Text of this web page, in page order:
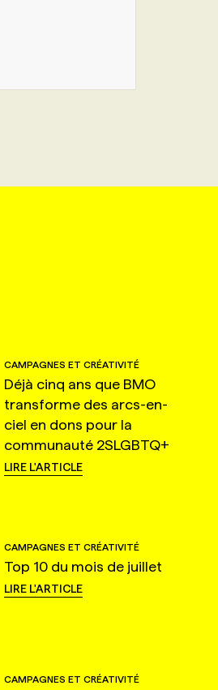
CAMPAGNES ET CRÉATIVITÉ
Déjà cinq ans que BMO
transforme des arcs-en-
ciel en dons pour la
communauté 2SLGBTQ+
LIRE L'ARTICLE
CAMPAGNES ET CRÉATIVITÉ
Top 10 du mois de juillet
LIRE L'ARTICLE
CAMPAGNES ET CRÉATIVITÉ